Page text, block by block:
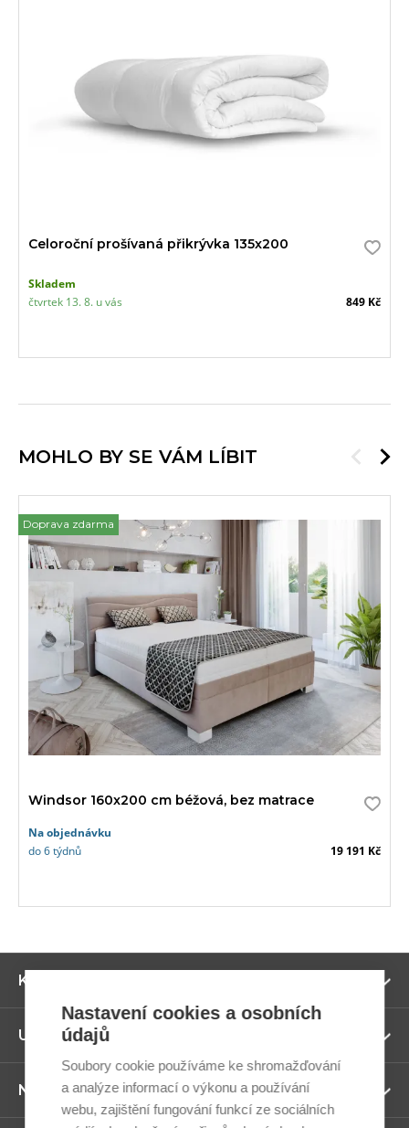
Celoroční prošívaná přikrývka 135x200
Skladem
čtvrtek 13. 8. u vás
849 Kč
MOHLO BY SE VÁM LÍBIT
Doprava zdarma
Windsor 160x200 cm béžová, bez matrace
Na objednávku
do 6 týdnů
19 191 Kč
Kategorie
Užitečné odkazy
Newsletter
Nastavení cookies a osobních
údajů
Soubory cookie používáme ke shromažďování
a analýze informací o výkonu a používání
webu, zajištění fungování funkcí ze sociálních